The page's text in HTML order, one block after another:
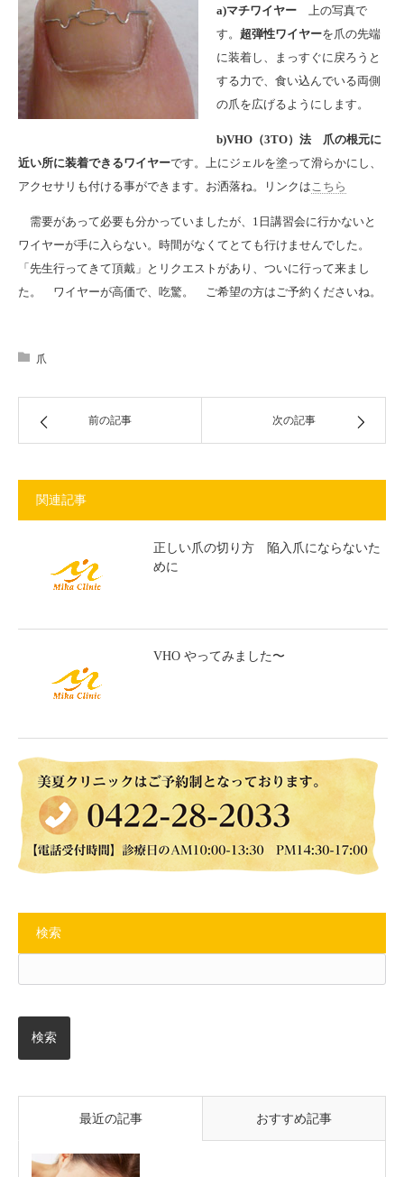
a)マチワイヤー 上の写真で
す。 超弾性ワイヤーを爪の先端
に装着し、まっすぐに戻ろうと
する力で、食い込んでいる両側
の爪を広げるようにします。
b)VHO（3TO）法 爪の根元に
近い所に装着できるワイヤーです。上にジェルを塗って滑らかにし、
アクセサリも付ける事ができます。お洒落ね。リンクはこちら
需要があって必要も分かっていましたが、1日講習会に行かないと
ワイヤーが手に入らない。時間がなくてとても行けませんでした。
「先生行ってきて頂戴」とリクエストがあり、ついに行って来まし
た。 ワイヤーが高価で、吃驚。 ご希望の方はご予約くださいね。
爪
前の記事 次の記事
関連記事
正しい爪の切り方 陥入爪にならないた
めに
VHO やってみました〜
検索
最近の記事 おすすめ記事